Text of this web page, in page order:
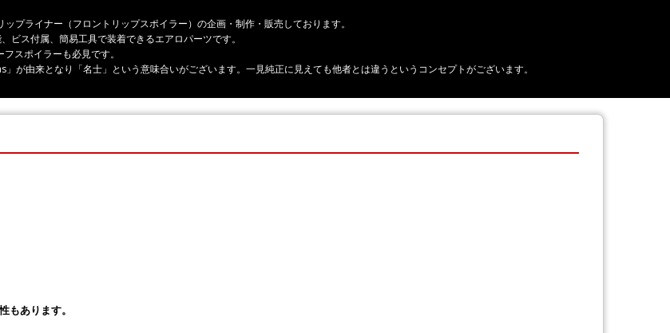
プライナー（フロントリップスポイラー）の企画・制作・販売しております。
ビス付属、簡易工具で装着できるエアロパーツです。
スポイラーも必見です。
が由来となり「名士」という意味合いがございます。一見純正に見えても他者とは違うというコンセプトがございます。
もあります。